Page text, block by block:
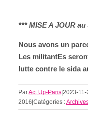
*** MISE A JOUR au
Nous avons un
Les militantEs
lutte contre le sida
ParAct Up-Paris|2023-11-
2016|Catégories :